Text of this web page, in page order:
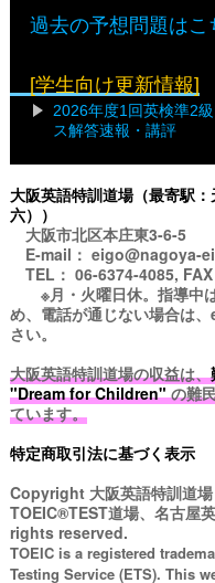
過去の予想問題はこ
[学生向け更新情報]
2026年度1回英検準2
ス解答速報・講評
大阪英語特訓道場（最寄駅
六））
大阪市北区本庄東3-6-5
E-mail： eigo@nagoya-
TEL： 06-6374-4085,
※月・火曜日休。指導中
め、電話が通じない場合は
さい。
大阪英語特訓道場の収益は、
"Dream for Children"の難
ています。
特定商取引法に基づく表示
Copyright 大阪英語特訓道
TOEIC®TEST道場、名古屋英
rights reserved.
TOEIC is a registered
Testing Service (ETS). This